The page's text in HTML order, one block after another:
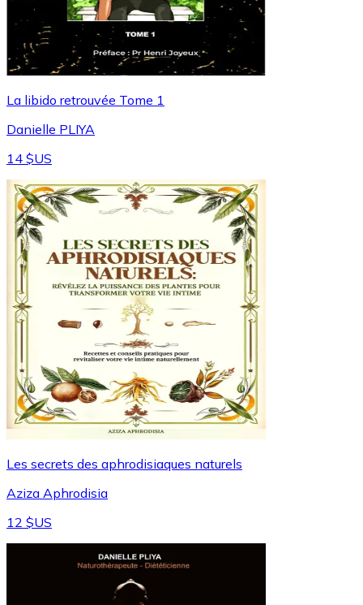
La libido retrouvée Tome 1
Danielle PLIYA
14 $US
Les secrets des aphrodisiaques naturels
Aziza Aphrodisia
12 $US